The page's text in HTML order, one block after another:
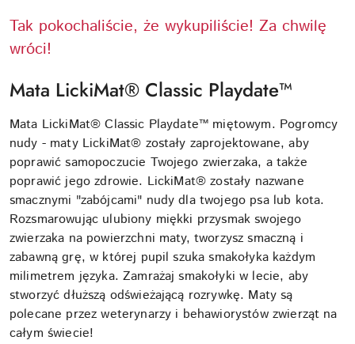
Tak pokochaliście, że wykupiliście! Za chwilę
wróci!
Mata LickiMat® Classic Playdate™
Mata LickiMat® Classic Playdate™ miętowym. Pogromcy
nudy - maty LickiMat® zostały zaprojektowane, aby
poprawić samopoczucie Twojego zwierzaka, a także
poprawić jego zdrowie. LickiMat® zostały nazwane
smacznymi "zabójcami" nudy dla twojego psa lub kota.
Rozsmarowując ulubiony miękki przysmak swojego
zwierzaka na powierzchni maty, tworzysz smaczną i
zabawną grę, w której pupil szuka smakołyka każdym
milimetrem języka. Zamrażaj smakołyki w lecie, aby
stworzyć dłuższą odświeżającą rozrywkę. Maty są
polecane przez weterynarzy i behawiorystów zwierząt na
całym świecie!